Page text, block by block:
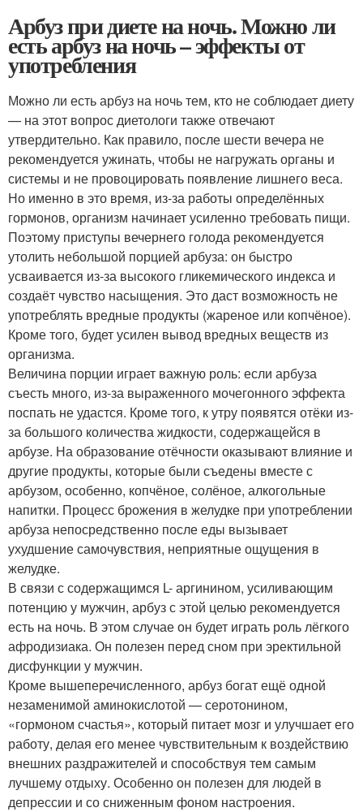
Арбуз при диете на ночь. Можно ли
есть арбуз на ночь – эффекты от
употребления
Можно ли есть арбуз на ночь тем, кто не соблюдает диету
— на этот вопрос диетологи также отвечают
утвердительно. Как правило, после шести вечера не
рекомендуется ужинать, чтобы не нагружать органы и
системы и не провоцировать появление лишнего веса.
Но именно в это время, из-за работы определённых
гормонов, организм начинает усиленно требовать пищи.
Поэтому приступы вечернего голода рекомендуется
утолить небольшой порцией арбуза: он быстро
усваивается из-за высокого гликемического индекса и
создаёт чувство насыщения. Это даст возможность не
употреблять вредные продукты (жареное или копчёное).
Кроме того, будет усилен вывод вредных веществ из
организма.
Величина порции играет важную роль: если арбуза
съесть много, из-за выраженного мочегонного эффекта
поспать не удастся. Кроме того, к утру появятся отёки из-
за большого количества жидкости, содержащейся в
арбузе. На образование отёчности оказывают влияние и
другие продукты, которые были съедены вместе с
арбузом, особенно, копчёное, солёное, алкогольные
напитки. Процесс брожения в желудке при употреблении
арбуза непосредственно после еды вызывает
ухудшение самочувствия, неприятные ощущения в
желудке.
В связи с содержащимся L- аргинином, усиливающим
потенцию у мужчин, арбуз с этой целью рекомендуется
есть на ночь. В этом случае он будет играть роль лёгкого
афродизиака. Он полезен перед сном при эректильной
дисфункции у мужчин.
Кроме вышеперечисленного, арбуз богат ещё одной
незаменимой аминокислотой — серотонином,
«гормоном счастья», который питает мозг и улучшает его
работу, делая его менее чувствительным к воздействию
внешних раздражителей и способствуя тем самым
лучшему отдыху. Особенно он полезен для людей в
депрессии и со сниженным фоном настроения.